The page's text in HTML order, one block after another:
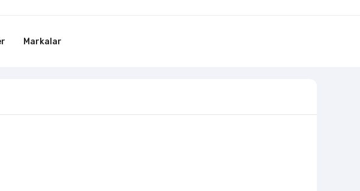
Markalar